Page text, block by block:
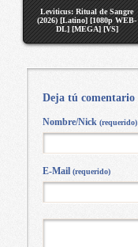
Leviticus: Ritual de Sangre
(2026) [Latino] [1080p WEB-
DL] [MEGA] [VS]
Deja tú comentario
Nombre/Nick (requerido)
E-Mail (requerido)